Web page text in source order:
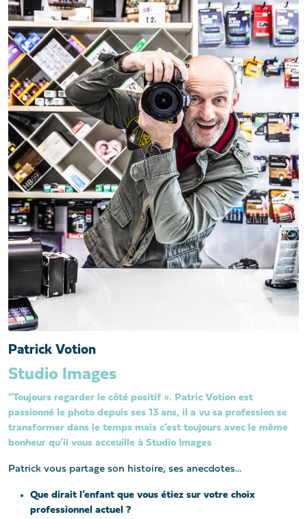
Patrick Votion
Studio Images
“Toujours regarder le côté positif ». Patric Votion est
passionné le photo depuis ses 13 ans, il a vu sa profession se
transformer dans le temps mais c’est toujours avec le même
bonheur qu’il vous acceuille à Studio Images
Patrick vous partage son histoire, ses anecdotes…
Que dirait l’enfant que vous étiez sur votre choix
professionnel actuel ?